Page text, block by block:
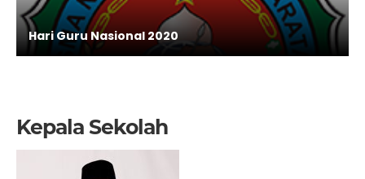
Hari Guru Nasional 2020
Kepala Sekolah